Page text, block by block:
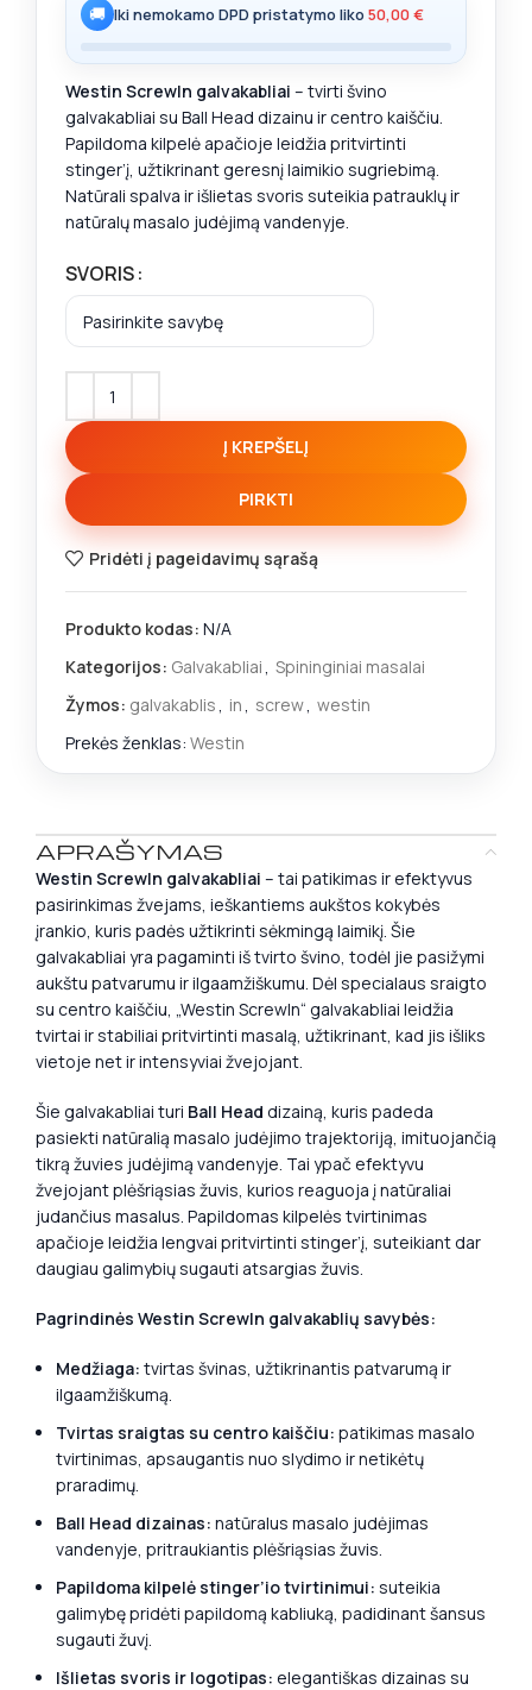
🚚 Iki nemokamo DPD pristatymo liko 50,00€
Westin ScrewIn galvakabliai – tvirti švino
galvakabliai su Ball Head dizainu ir centro kaiščiu.
Papildoma kilpelė apačioje leidžia pritvirtinti
stinger’į, užtikrinant geresnį laimikio sugriebimą.
Natūrali spalva ir išlietas svoris suteikia patrauklų ir
natūralų masalo judėjimą vandenyje.
SVORIS
Į KREPŠELĮ
PIRKTI
Pridėti į pageidavimų sąrašą
Produkto kodas: N/A
Kategorijos: Galvakabliai, Spininginiai masalai
Žymos: galvakablis, in, screw, westin
Prekės ženklas: Westin
APRAŠYMAS
Westin ScrewIn galvakabliai – tai patikimas ir efektyvus
pasirinkimas žvejams, ieškantiems aukštos kokybės
įrankio, kuris padės užtikrinti sėkmingą laimikį. Šie
galvakabliai yra pagaminti iš tvirto švino, todėl jie pasižymi
aukštu patvarumu ir ilgaamžiškumu. Dėl specialaus sraigto
su centro kaiščiu, „Westin ScrewIn“ galvakabliai leidžia
tvirtai ir stabiliai pritvirtinti masalą, užtikrinant, kad jis išliks
vietoje net ir intensyviai žvejojant.
Šie galvakabliai turi Ball Head dizainą, kuris padeda
pasiekti natūralią masalo judėjimo trajektoriją, imituojančią
tikrą žuvies judėjimą vandenyje. Tai ypač efektyvu
žvejojant plėšriąsias žuvis, kurios reaguoja į natūraliai
judančius masalus. Papildomas kilpelės tvirtinimas
apačioje leidžia lengvai pritvirtinti stinger’į, suteikiant dar
daugiau galimybių sugauti atsargias žuvis.
Pagrindinės Westin ScrewIn galvakablių savybės:
Medžiaga: tvirtas švinas, užtikrinantis patvarumą ir
ilgaamžiškumą.
Tvirtas sraigtas su centro kaiščiu: patikimas masalo
tvirtinimas, apsaugantis nuo slydimo ir netikėtų
praradimų.
Ball Head dizainas: natūralus masalo judėjimas
vandenyje, pritraukiantis plėšriąsias žuvis.
Papildoma kilpelė stinger’io tvirtinimui: suteikia
galimybę pridėti papildomą kabliuką, padidinant šansus
sugauti žuvį.
Išlietas svoris ir logotipas: elegantiškas dizainas su